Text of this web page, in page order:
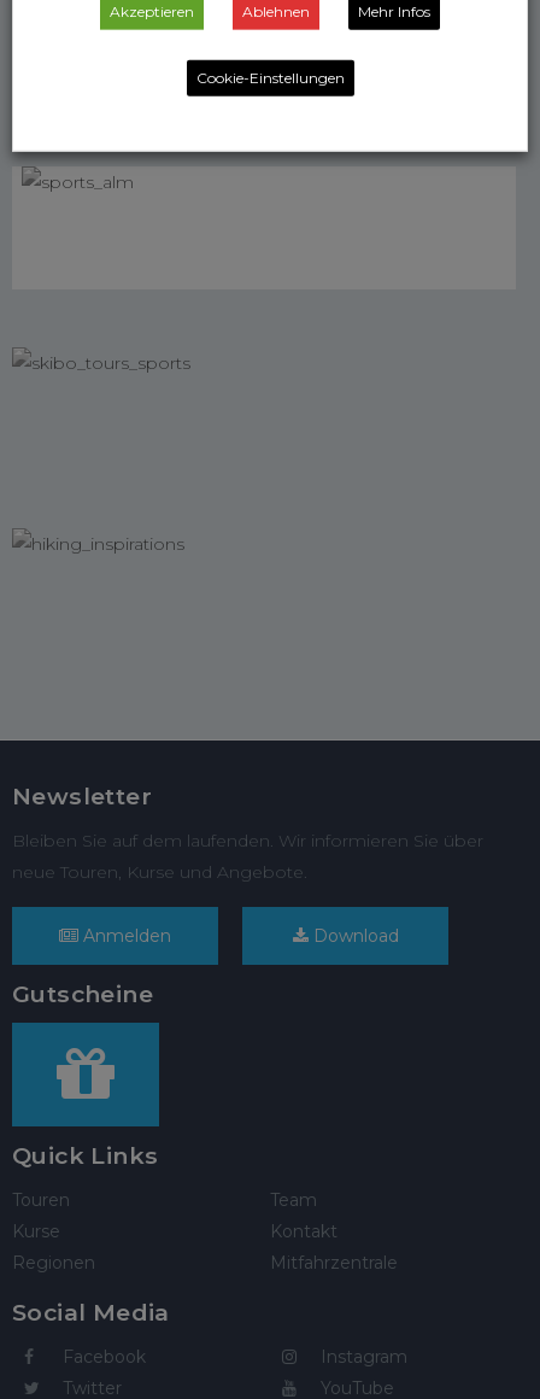
Newsletter
Bleiben Sie auf dem laufenden. Wir informieren Sie über
neue Touren, Kurse und Angebote.
Anmelden Download
Gutscheine
Quick Links
Touren
Kurse
Regionen
Team
Kontakt
Mitfahrzentrale
Social Media
Facebook
Twitter
Instagram
YouTube
Akzeptieren Ablehnen Mehr Infos
Cookie-Einstellungen